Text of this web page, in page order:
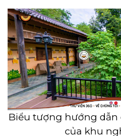
Biểu tượng hướng
của khu